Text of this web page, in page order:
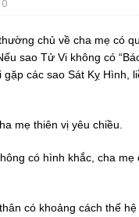
0
chủ về cha mẹ có
sao Tử Vi không có
các sao Sát Kỵ Hình,
mẹ thiên vị yêu chiều.
có hình khắc, cha mẹ
có khoảng cách thế